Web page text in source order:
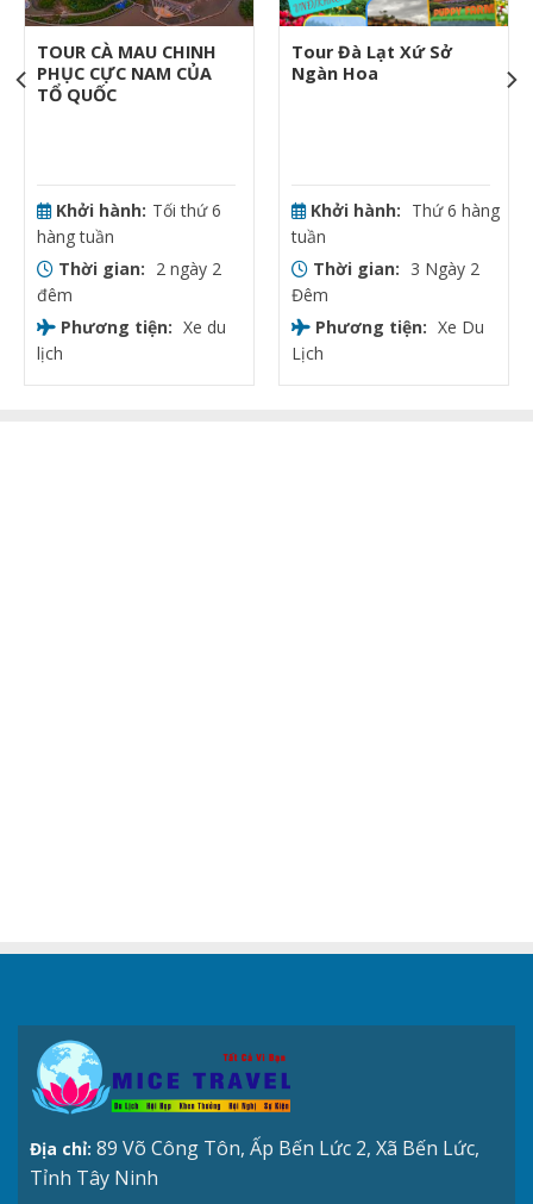
TOUR CÀ MAU CHINH
PHỤC CỰC NAM CỦA
TỔ QUỐC
Khởi hành: Tối thứ 6
hàng tuần
Thời gian: 2 ngày 2
đêm
Phương tiện: Xe du
lịch
Tour Đà Lạt Xứ Sở
Ngàn Hoa
Khởi hành: Thứ 6 hàng
tuần
Thời gian: 3 Ngày 2
Đêm
Phương tiện: Xe Du
Lịch
Địa chỉ: 89 Võ Công Tôn, Ấp Bến Lức 2, Xã Bến Lức,
Tỉnh Tây Ninh